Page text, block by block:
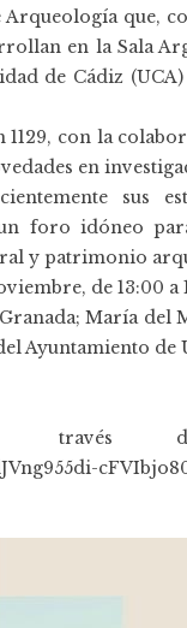
que,
en la Sala
de Cádiz
con la
en
sus
foro idóneo
y patrimonio
de 13:00
María del
Ayuntamiento de
través